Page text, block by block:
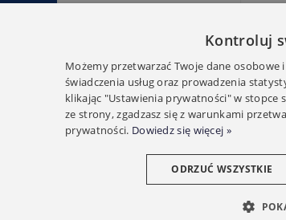
Kontroluj
Możemy przetwarzać Twoje dane
świadczenia usług oraz prowadzenia
klikając "Ustawienia prywatności" w
ze strony, zgadzasz się z warunkami
prywatności. Dowiedz się więcej »
ODRZUĆ WSZYSTKIE